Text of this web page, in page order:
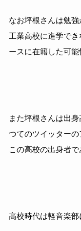
なお坪根さんは勉
工業高校に進学で
ースに在籍した可能
また坪根さんは出
つてのツイッター
この高校の出身者で
高校時代は軽音楽部